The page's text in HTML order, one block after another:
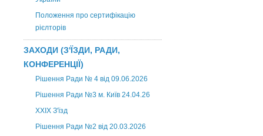
Положення про сертифікацію
рієлторів
ЗАХОДИ (З'ЇЗДИ, РАДИ,
КОНФЕРЕНЦІЇ)
Рішення Ради № 4 від 09.06.2026
Рішення Ради №3 м. Київ 24.04.26
XXІХ З'їзд
Рішення Ради №2 від 20.03.2026